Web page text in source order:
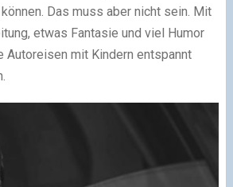
Das muss aber nicht sein. Mit
etwas Fantasie und viel Humor
Autoreisen mit Kindern entspannt